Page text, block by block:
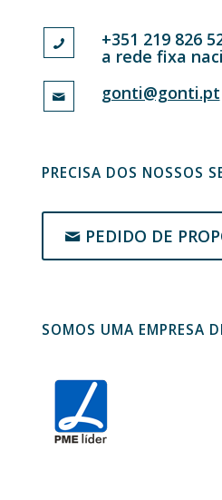
+351 219 826
a rede fixa
gonti@gonti.pt
PRECISA DOS NOSSOS
PEDIDO DE
SOMOS UMA EMPRESA